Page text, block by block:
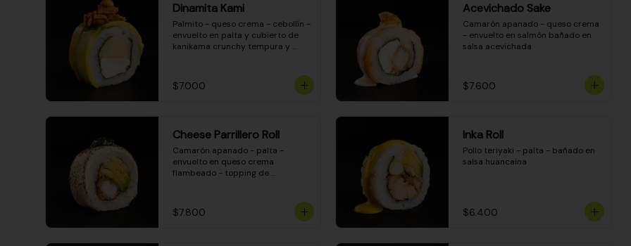
Dinamita Kami
Palmito - queso crema - cebollín -
envuelto en palta y cubierto de
kanikama crunchy tempura y
$7.000
Acevichado Sake
Camarón apanado - queso crema
- envuelto en salmón bañado en
salsa acevichada
$7.600
Cheese Parrillero Roll
Camarón apanado - palta -
envuelto en queso crema
flambeado - topping de
$7.800
Inka Roll
Pollo teriyaki - palta - bañado en
salsa huancaína
$6.400